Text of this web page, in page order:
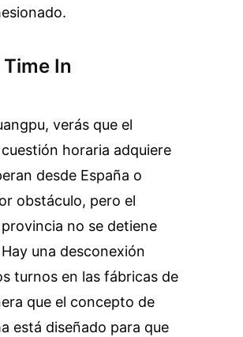
In
verás que el
horaria adquiere
desde España o
obstáculo, pero el
no se detiene
una desconexión
turnos en las fábricas de
que el concepto de
está diseñado para que